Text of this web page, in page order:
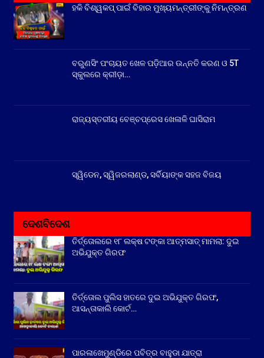
ହକି ବିଶ୍ୱକପ୍ ପାଇଁ ବିହାର ମୁଖ୍ୟମନ୍ତ୍ରୀଙ୍କୁ ନିମନ୍ତ୍ରଣ
ବରୁଣସିଂ ପଂଚାୟତ ଖେଳ ପଡ଼ିଆର ଉନ୍ନତି କରଣ ଓ 5T
ସ୍କୁଲରେ କ୍ରୀଡ଼ା…
ରାଜ୍ୟସ୍ତରୀୟ ବେଞ୍ଚପ୍ରେସ ଖେଳାଳି ଘାସିରାମ
ସ୍ୱିଡେନ, ସ୍ୱିଜରଲାଣ୍ଡ, ସର୍ବିୟାଙ୍କ ସହଜ ବିଜୟ
ଦେଶବିଦେଶ
ତିର୍ତ୍ତୋଲରେ ୧୮ ଲକ୍ଷ ଟଙ୍କା ଆତ୍ମସାତ୍ ମାମଲା: ଦୁଇ
ଅଭିଯୁକ୍ତ ଗିରଫ
ତିର୍ତ୍ତୋଲ ପୁଲିସ ହାତରେ ଦୁଇ ଅଭିଯୁକ୍ତ ଗିରଫ,
ଆସନ୍ତାକାଲି କୋର୍ଟ…
ପାରଳାଖେମୁଣ୍ଡିରେ ପବିତ୍ର ବାହୁଡା ଯାତ୍ରା